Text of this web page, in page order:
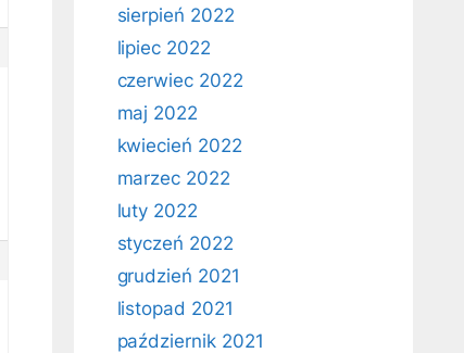
sierpień 2022
lipiec 2022
czerwiec 2022
maj 2022
kwiecień 2022
marzec 2022
luty 2022
styczeń 2022
grudzień 2021
listopad 2021
październik 2021